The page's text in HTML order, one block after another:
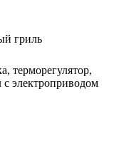
гриль
терморегулятор,
с электроприводом